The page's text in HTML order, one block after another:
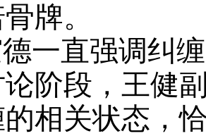
牌。
一直强调纠
阶段，王健
相关状态，